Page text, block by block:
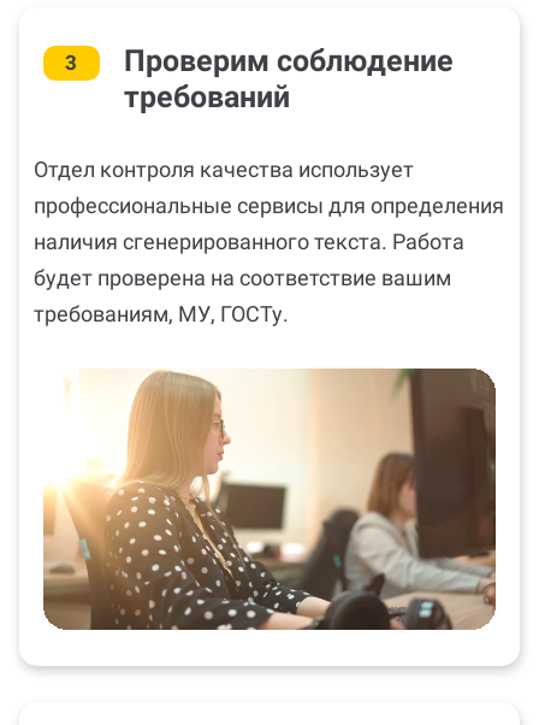
3
Проверим соблюдение
требований
Отдел контроля качества использует
профессиональные сервисы для определения
наличия сгенерированного текста. Работа
будет проверена на соответствие вашим
требованиям, МУ, ГОСТу.